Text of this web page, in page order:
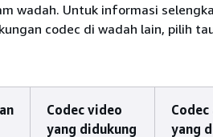
wadah. Untuk informasi
codec di wadah lain, pilih
Codec video
yang didukung
yang